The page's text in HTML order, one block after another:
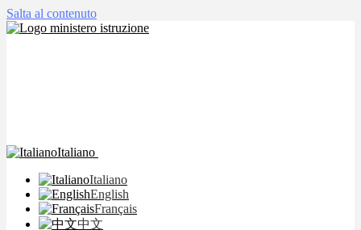
Salta al contenuto
Italiano
Italiano
English
Français
中文